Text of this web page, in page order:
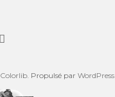
Colorlib . Propulsé par WordPress